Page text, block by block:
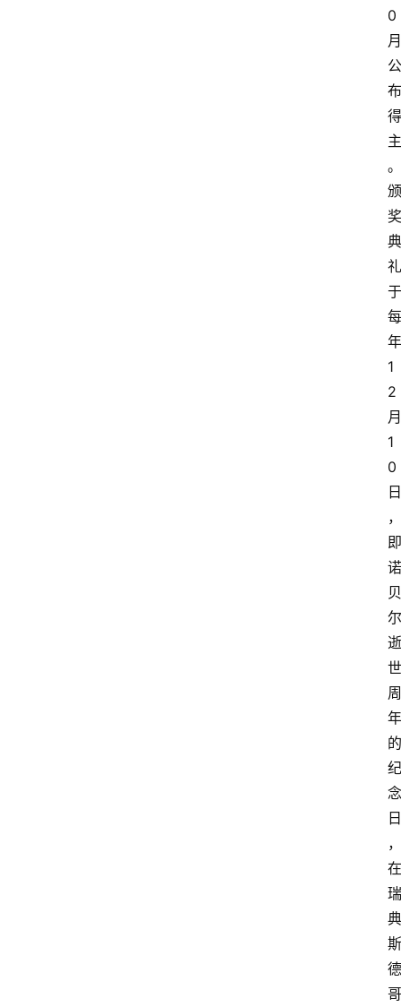
0
月
公
布
得
主
。
颁
奖
典
礼
于
每
年
1
2
月
1
0
日
，
即
诺
贝
尔
逝
世
周
年
的
纪
念
日
，
在
瑞
典
斯
德
哥